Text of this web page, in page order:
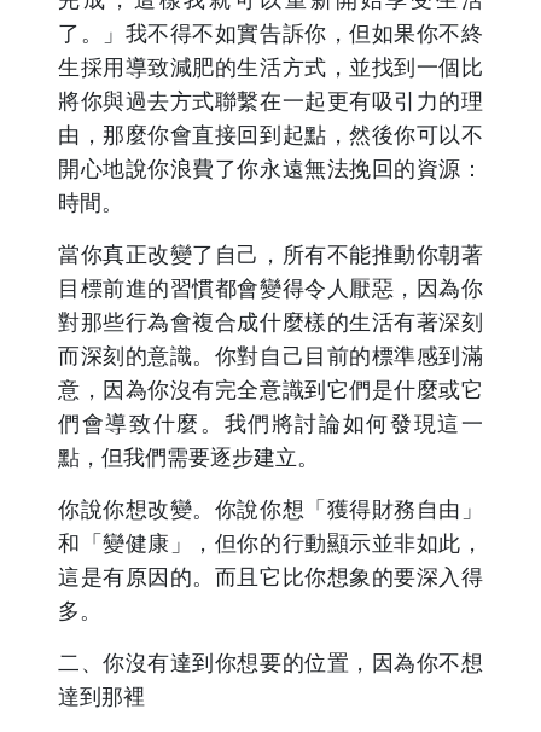
了。」我不得不如實告訴你，但如果你不終
生採用導致減肥的生活方式，並找到一個比
將你與過去方式聯繫在一起更有吸引力的理
由，那麼你會直接回到起點，然後你可以不
開心地說你浪費了你永遠無法挽回的資源：
時間。
當你真正改變了自己，所有不能推動你朝著
目標前進的習慣都會變得令人厭惡，因為你
對那些行為會複合成什麼樣的生活有著深刻
而深刻的意識。你對自己目前的標準感到滿
意，因為你沒有完全意識到它們是什麼或它
們會導致什麼。我們將討論如何發現這一
點，但我們需要逐步建立。
你說你想改變。你說你想「獲得財務自由」
和「變健康」，但你的行動顯示並非如此，
這是有原因的。而且它比你想象的要深入得
多。
二、你沒有達到你想要的位置，因為你不想
達到那裡